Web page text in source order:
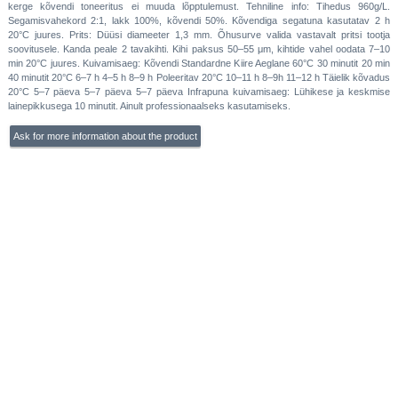
kerge kõvendi toneeritus ei muuda lõpptulemust. Tehniline info: Tihedus 960g/L.
Segamisvahekord 2:1, lakk 100%, kõvendi 50%. Kõvendiga segatuna kasutatav 2 h
20°C juures. Prits: Düüsi diameeter 1,3 mm. Õhusurve valida vastavalt pritsi tootja
soovitusele. Kanda peale 2 tavakihti. Kihi paksus 50–55 μm, kihtide vahel oodata 7–10
min 20°C juures. Kuivamisaeg: Kõvendi Standardne Kiire Aeglane 60°C 30 minutit 20 min
40 minutit 20°C 6–7 h 4–5 h 8–9 h Poleeritav 20°C 10–11 h 8–9h 11–12 h Täielik kõvadus
20°C 5–7 päeva 5–7 päeva 5–7 päeva Infrapuna kuivamisaeg: Lühikese ja keskmise
lainepikkusega 10 minutit. Ainult professionaalseks kasutamiseks.
Ask for more information about the product